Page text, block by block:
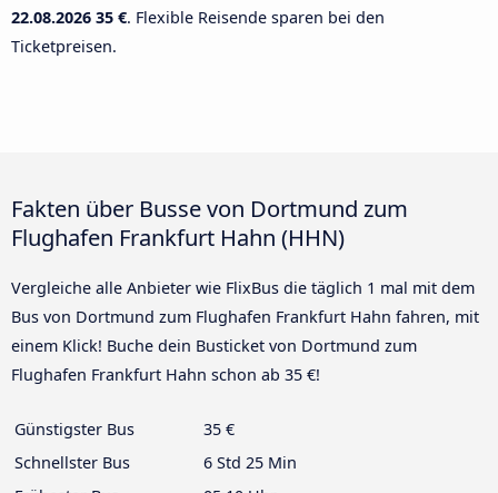
22.08.2026 35 €. Flexible Reisende sparen bei den
Ticketpreisen.
Fakten über Busse von Dortmund zum
Flughafen Frankfurt Hahn (HHN)
Vergleiche alle Anbieter wie FlixBus die täglich 1 mal mit dem
Bus von Dortmund zum Flughafen Frankfurt Hahn fahren, mit
einem Klick! Buche dein Busticket von Dortmund zum
Flughafen Frankfurt Hahn schon ab 35 €!
Günstigster Bus
35 €
Schnellster Bus
6 Std 25 Min